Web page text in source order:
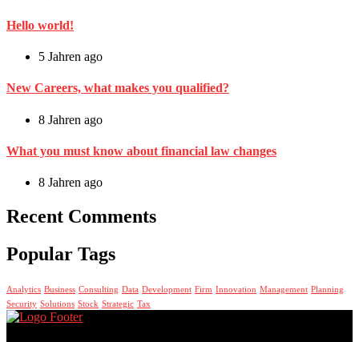
Hello world!
5 Jahren ago
New Careers, what makes you qualified?
8 Jahren ago
What you must know about financial law changes
8 Jahren ago
Recent Comments
Popular Tags
Analytics Business Consulting Data Development Firm Innovation Management Planning
Security Solutions Stock Strategic Tax